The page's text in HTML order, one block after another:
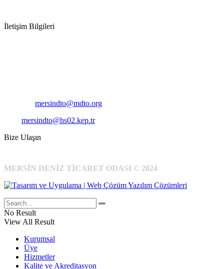
İletişim Bilgileri
mersindto@mdto.org
mersindto@hs02.kep.tr
Bize Ulaşın
MERSİN DENİZ TİCARET ODASI © 2024
No Result
View All Result
Kurumsal
Üye
Hizmetler
Kalite ve Akreditasyon